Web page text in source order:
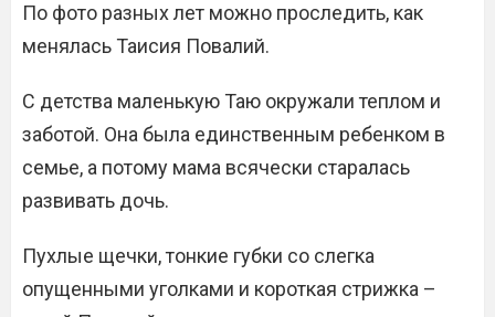
По фото разных лет можно проследить, как
менялась Таисия Повалий.
С детства маленькую Таю окружали теплом и
заботой. Она была единственным ребенком в
семье, а потому мама всячески старалась
развивать дочь.
Пухлые щечки, тонкие губки со слегка
опущенными уголками и короткая стрижка –